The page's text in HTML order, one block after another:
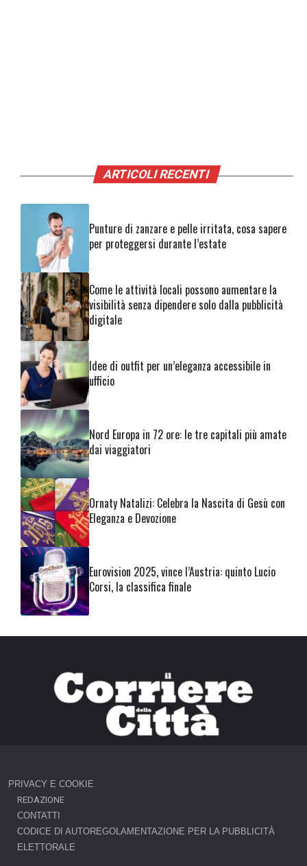
ARTICOLI RECENTI
Punture di zanzare e pelle irritata, cosa sapere
per proteggersi durante l’estate
Come le attività locali possono aumentare la
visibilità senza dipendere solo dalla pubblicità
digitale
Idee di outfit per un’eleganza accessibile in
ufficio
Nord Europa in 72 ore: le tre capitali più amate
dai viaggiatori
Ornaty Natalizi: Celebra la Nascita di Gesù con
Eleganza e Devozione
Eurovision 2025, vince l’Austria: quinto Lucio
Corsi, la classifica finale
PRIVACY E COOKIE
REDAZIONE
CONTATTI
CODICE DI AUTOREGOLAMENTAZIONE PER LA PUBBLICITÀ
ELETTORALE